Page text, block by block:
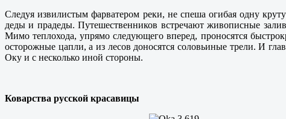
Следуя извилистым фарватером реки, не спеша огибая одну
деды и прадеды. Путешественников встречают живописные
Мимо теплохода, упрямо следующего вперед, проносятся
осторожные цапли, а из лесов доносятся соловьиные трели. И
Оку и с несколько иной стороны.
Коварства русской красавицы